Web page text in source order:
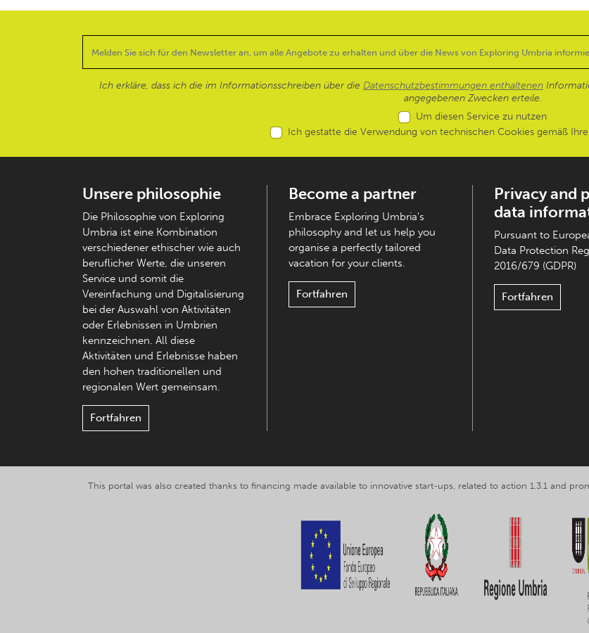
Ich erkläre, dass ich die im Informationsschreiben über die Datenschutzbestimmungen enthaltenen
angegebenen Zwecken erteile.
Um diesen Service zu nutzen
Ich gestatte die Verwendung von technischen Cookies gemäß
Unsere philosophie
Die Philosophie von Exploring
Umbria ist eine Kombination
verschiedener ethischer wie auch
beruflicher Werte, die unseren
Service und somit die
Vereinfachung und Digitalisierung
bei der Auswahl von Aktivitäten
oder Erlebnissen in Umbrien
kennzeichnen. All diese
Aktivitäten und Erlebnisse haben
den hohen traditionellen und
regionalen Wert gemeinsam.
Fortfahren
Become a partner
Embrace Exploring Umbria's
philosophy and let us help you
organise a perfectly tailored
vacation for your clients.
Fortfahren
Privacy and
data
Pursuant to
Data Protection
2016/679 (GDPR)
Fortfahren
This portal was also created thanks to financing made available to innovative start-ups, related to action 1.3.1 and